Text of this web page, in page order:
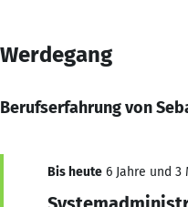
Werdegang
Berufserfahrung von
Bis heute 6 Jahre und 3